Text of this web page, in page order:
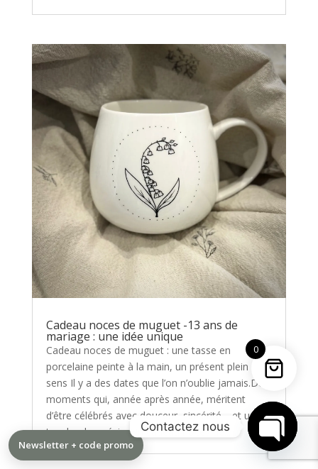
Cadeau noces de muguet -13 ans de
mariage : une idée unique
Cadeau noces de muguet : une tasse en
porcelaine peinte à la main, un présent plein de
sens Il y a des dates que l’on n’oublie jamais.Des
moments qui, année après année, méritent
d’être célébrés avec douceur, sincérité… et une
touche de poésie. Un cadeau noces de...
Newsletter + code promo
0
Contactez nous